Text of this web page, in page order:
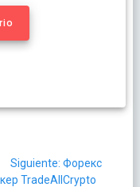
Siguiente: Siguiente
post:
Форекс
TradeAllCrypto